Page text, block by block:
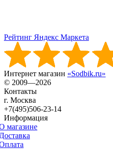
Рейтинг Яндекс Маркета
Интернет магазин «Sodbik.ru»
© 2009—2026
Контакты
г. Москва
+7(495)506-23-14
Информация
магазине